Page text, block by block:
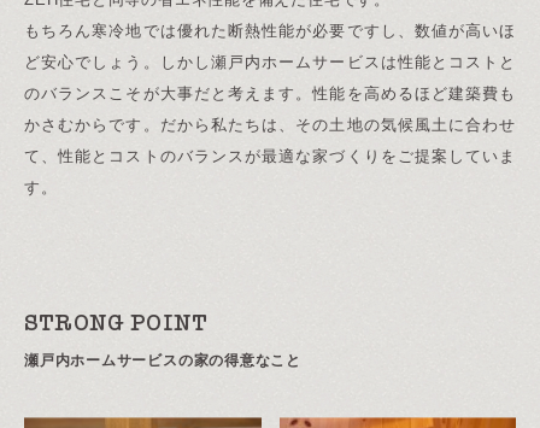
もちろん寒冷地では優れた断熱性能が必要ですし、数値が高いほ
ど安心でしょう。しかし瀬戸内ホームサービスは性能とコストと
のバランスこそが大事だと考えます。性能を高めるほど建築費も
かさむからです。だから私たちは、その土地の気候風土に合わせ
て、性能とコストのバランスが最適な家づくりをご提案していま
す。
STRONG POINT
瀬戸内ホームサービスの家の得意なこと